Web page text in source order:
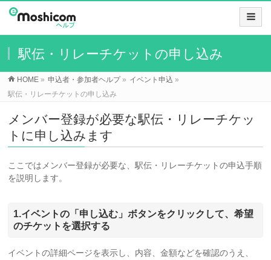
駅伝・リレーチケットの申し込み
HOME » 申込者・参加者ヘルプ» イベント申込 »
駅伝・リレーチケットの申し込み
メンバー登録が必要な駅伝・リレーチケッ
トに申し込みます
ここではメンバー登録が必要な、駅伝・リレーチケットの申込手順
を説明します。
1.イベントの「申し込む」ボタンをクリックして、希望
のチケットを選択する
イベントの詳細ページを表示し、内容、金額などを確認のうえ、